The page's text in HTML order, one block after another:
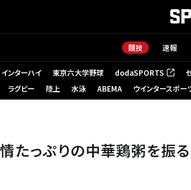
競技 速報
インターハイ 東京六大学野球 dodaSPORTS
（新しいタブで開く）
ラグビー 陸上 水泳 ABEMA ウインタースポー
情たっぷりの中華鶏粥を振